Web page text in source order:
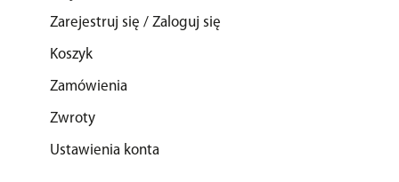
Zarejestruj się / Zaloguj się
Koszyk
Zamówienia
Zwroty
Ustawienia konta